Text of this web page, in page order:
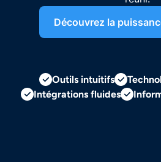
Découvrez la
Outils intuitifs
Intégrations fluides